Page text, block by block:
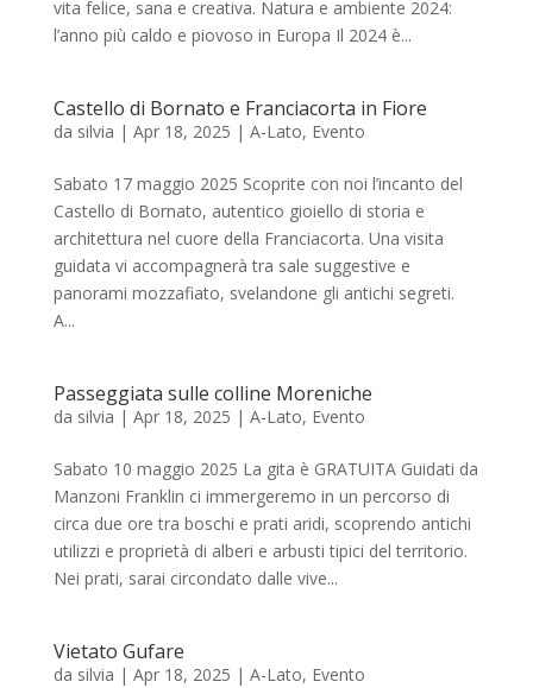
vita felice, sana e creativa. Natura e ambiente 2024:
l’anno più caldo e piovoso in Europa Il 2024 è...
Castello di Bornato e Franciacorta in Fiore
da silvia | Apr 18, 2025 | A-Lato, Evento
Sabato 17 maggio 2025 Scoprite con noi l’incanto del
Castello di Bornato, autentico gioiello di storia e
architettura nel cuore della Franciacorta. Una visita
guidata vi accompagnerà tra sale suggestive e
panorami mozzafiato, svelandone gli antichi segreti.
A...
Passeggiata sulle colline Moreniche
da silvia | Apr 18, 2025 | A-Lato, Evento
Sabato 10 maggio 2025 La gita è GRATUITA Guidati da
Manzoni Franklin ci immergeremo in un percorso di
circa due ore tra boschi e prati aridi, scoprendo antichi
utilizzi e proprietà di alberi e arbusti tipici del territorio.
Nei prati, sarai circondato dalle vive...
Vietato Gufare
da silvia | Apr 18, 2025 | A-Lato, Evento